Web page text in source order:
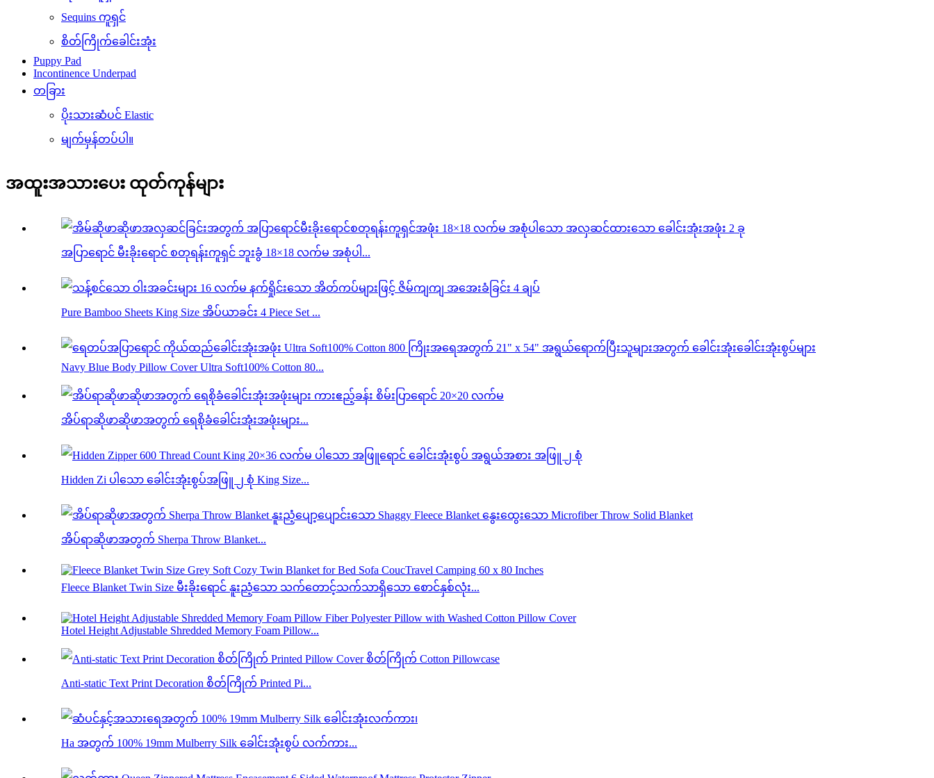
Sequins ကူရှင်
စိတ်ကြိုက်ခေါင်းအုံး
Puppy Pad
Incontinence Underpad
တခြား
ပိုးသားဆံပင် Elastic
မျက်မှန်တပ်ပါ။
အထူးအသားပေး ထုတ်ကုန်များ
အပြာရောင် မီးခိုးရောင် စတုရန်းကူရှင် ဘူးခွံ 18×18 လက်မ အစုံပါ...
Pure Bamboo Sheets King Size အိပ်ယာခင်း 4 Piece Set ...
Navy Blue Body Pillow Cover Ultra Soft100% Cotton 80...
အိပ်ရာဆိုဖာဆိုဖာအတွက် ရေစိုခံခေါင်းအုံးအဖုံးများ...
Hidden Zi ပါသော ခေါင်းအုံးစွပ်အဖြူ ၂ စုံ King Size...
အိပ်ရာဆိုဖာအတွက် Sherpa Throw Blanket...
Fleece Blanket Twin Size မီးခိုးရောင် နူးညံ့သော သက်တောင့်သက်သာရှိသော စောင်နှစ်လုံး...
Hotel Height Adjustable Shredded Memory Foam Pillow...
Anti-static Text Print Decoration စိတ်ကြိုက် Printed Pi...
Ha အတွက် 100% 19mm Mulberry Silk ခေါင်းအုံးစွပ် လက်ကား...